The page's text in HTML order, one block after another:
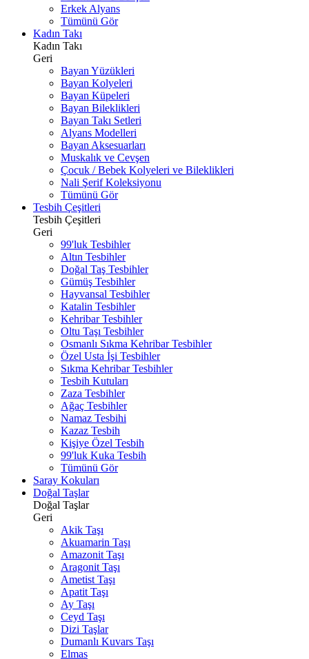
Erkek Alyans
Tümünü Gör
Kadın Takı
Kadın Takı
Geri
Bayan Yüzükleri
Bayan Kolyeleri
Bayan Küpeleri
Bayan Bileklikleri
Bayan Takı Setleri
Alyans Modelleri
Bayan Aksesuarları
Muskalık ve Cevşen
Çocuk / Bebek Kolyeleri ve Bileklikleri
Nali Şerif Koleksiyonu
Tümünü Gör
Tesbih Çeşitleri
Tesbih Çeşitleri
Geri
99'luk Tesbihler
Altın Tesbihler
Doğal Taş Tesbihler
Gümüş Tesbihler
Hayvansal Tesbihler
Katalin Tesbihler
Kehribar Tesbihler
Oltu Taşı Tesbihler
Osmanlı Sıkma Kehribar Tesbihler
Özel Usta İşi Tesbihler
Sıkma Kehribar Tesbihler
Tesbih Kutuları
Zaza Tesbihler
Ağaç Tesbihler
Namaz Tesbihi
Kazaz Tesbih
Kişiye Özel Tesbih
99'luk Kuka Tesbih
Tümünü Gör
Saray Kokuları
Doğal Taşlar
Doğal Taşlar
Geri
Akik Taşı
Akuamarin Taşı
Amazonit Taşı
Aragonit Taşı
Ametist Taşı
Apatit Taşı
Ay Taşı
Ceyd Taşı
Dizi Taşlar
Dumanlı Kuvars Taşı
Elmas